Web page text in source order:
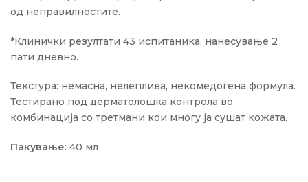
од неправилностите.
*Клинички резултати 43 испитаника, нанесување 2
пати дневно.
Текстура: немасна, нелеплива, некомедогена формула.
Тестирано под дерматолошка контрола во
комбинација со третмани кои многу ја сушат кожата.
Пакување: 40 мл